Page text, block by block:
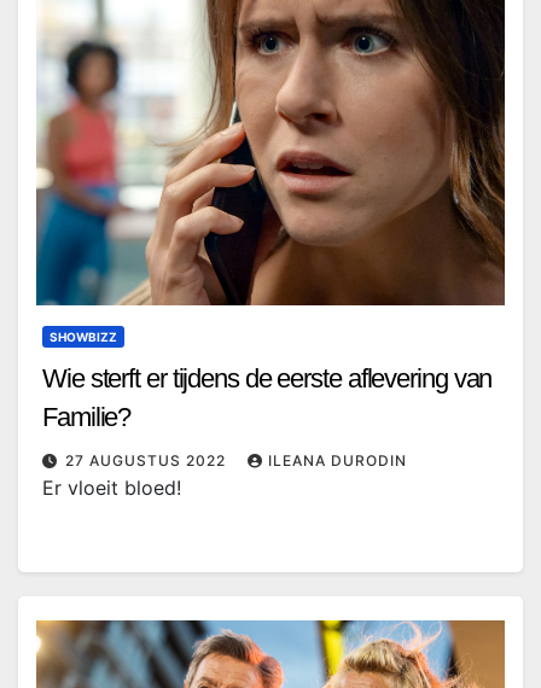
SHOWBIZZ
Wie sterft er tijdens de eerste aflevering van
Familie?
27 AUGUSTUS 2022 ILEANA DURODIN
Er vloeit bloed!